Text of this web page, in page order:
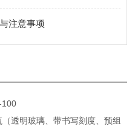
注意事项
100
透明玻璃、带书写刻度、预组